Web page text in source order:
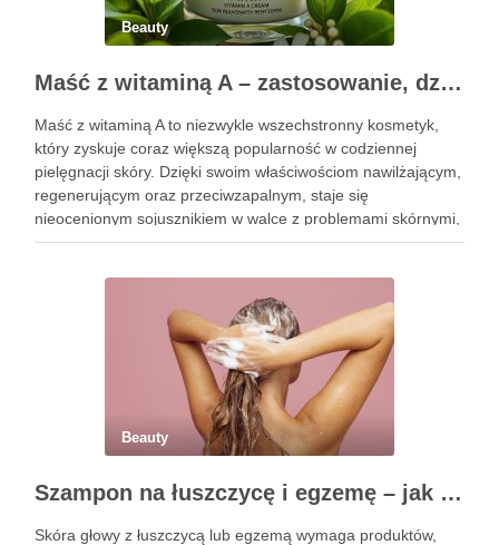
Beauty
Maść z witaminą A – zastosowanie, działanie i bezpieczeństwo stosowania
Maść z witaminą A to niezwykle wszechstronny kosmetyk,
który zyskuje coraz większą popularność w codziennej
pielęgnacji skóry. Dzięki swoim właściwościom nawilżającym,
regenerującym oraz przeciwzapalnym, staje się
nieocenionym sojusznikiem w walce z problemami skórnymi,
takimi jak zmarszczki, trądzik czy podrażnienia. Jej działanie
Beauty
Szampon na łuszczycę i egzemę – jak świadomie dobierać produkty przy wrażliwej skórze głowy?
Skóra głowy z łuszczycą lub egzemą wymaga produktów,